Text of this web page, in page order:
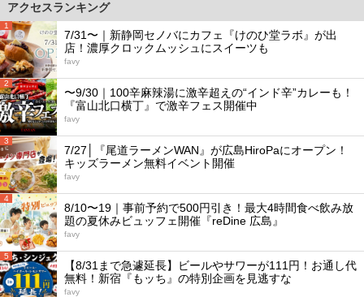
アクセスランキング
1
7/31〜｜新静岡セノバにカフェ『けのひ堂ラボ』が出
店！濃厚クロックムッシュにスイーツも
favy
2
〜9/30｜100辛麻辣湯に激辛超えの“インド辛”カレーも！
『富山北口横丁』で激辛フェス開催中
favy
3
7/27│『尾道ラーメンWAN』が広島HiroPaにオープン！
キッズラーメン無料イベント開催
favy
4
8/10〜19｜事前予約で500円引き！最大4時間食べ飲み放
題の夏休みビュッフェ開催『reDine 広島』
favy
5
【8/31まで急遽延長】ビールやサワーが111円！お通し代
無料！新宿『もッち』の特別企画を見逃すな
favy